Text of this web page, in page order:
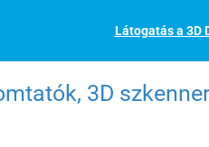
Látogatás a 3D
3D